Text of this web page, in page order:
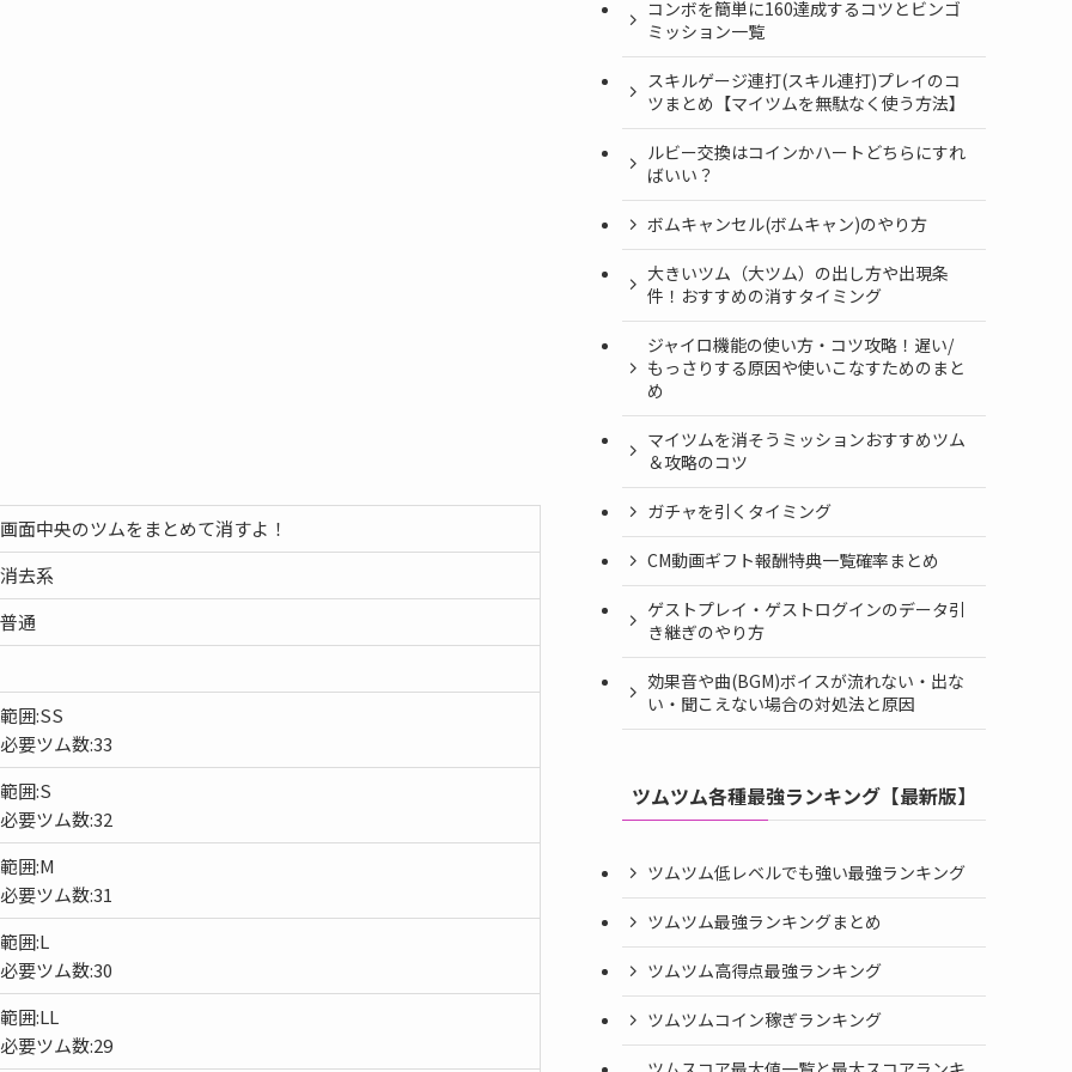
画面中央のツムをまとめて消すよ！
消去系
普通
範囲:SS
必要ツム数:33
範囲:S
必要ツム数:32
範囲:M
必要ツム数:31
範囲:L
必要ツム数:30
範囲:LL
必要ツム数:29
コンボを簡単に160達成するコツとビンゴ
ミッション一覧
スキルゲージ連打(スキル連打)プレイのコ
ツまとめ【マイツムを無駄なく使う方法】
ルビー交換はコインかハートどちらにすれ
ばいい？
ボムキャンセル(ボムキャン)のやり方
大きいツム（大ツム）の出し方や出現条
件！おすすめの消すタイミング
ジャイロ機能の使い方・コツ攻略！遅い/
もっさりする原因や使いこなすためのまと
め
マイツムを消そうミッションおすすめツム
＆攻略のコツ
ガチャを引くタイミング
CM動画ギフト報酬特典一覧確率まとめ
ゲストプレイ・ゲストログインのデータ引
き継ぎのやり方
効果音や曲(BGM)ボイスが流れない・出な
い・聞こえない場合の対処法と原因
ツムツム各種最強ランキング【最新版】
ツムツム低レベルでも強い最強ランキング
ツムツム最強ランキングまとめ
ツムツム高得点最強ランキング
ツムツムコイン稼ぎランキング